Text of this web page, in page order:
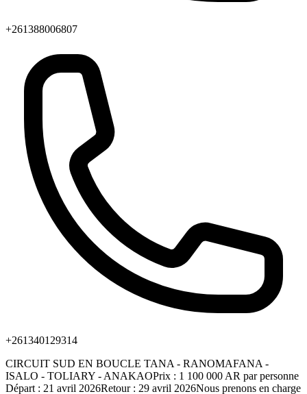
+261388006807
+261340129314
CIRCUIT SUD EN BOUCLE TANA - RANOMAFANA -
ISALO - TOLIARY - ANAKAOPrix : 1 100 000 AR par personne
Départ : 21 avril 2026Retour : 29 avril 2026Nous prenons en charge